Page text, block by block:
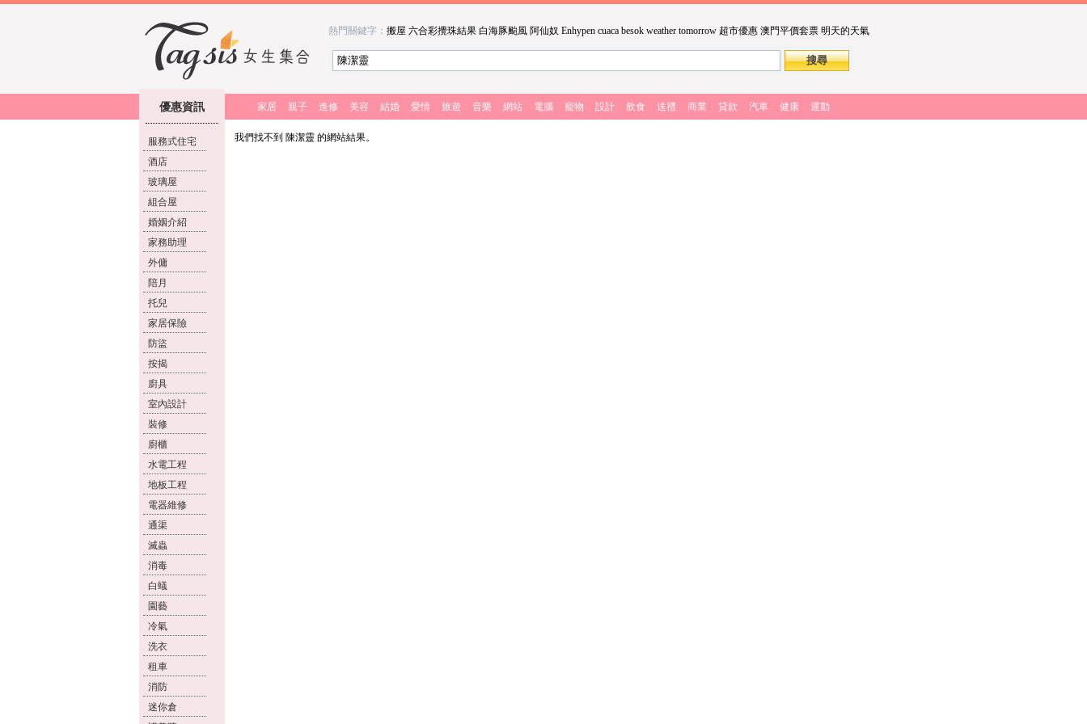
熱門關鍵字： 搬屋 六合彩攪珠結果 白海豚颱風 阿仙奴 Enhypen cuaca besok weather tomorrow 超市優惠 澳門平價套票 明天的天氣
家居 親子 進修 美容 結婚 愛情 旅遊 音樂 網站 電腦 寵物 設計 飲食 送禮 商業 貸款 汽車 健康 運動
優惠資訊
服務式住宅
酒店
玻璃屋
組合屋
婚姻介紹
家務助理
外傭
陪月
托兒
家居保險
防盜
按揭
廚具
室內設計
裝修
廚櫃
水電工程
地板工程
電器維修
通渠
滅蟲
消毒
白蟻
園藝
冷氣
洗衣
租車
消防
迷你倉
我們找不到 陳潔靈 的網站結果。